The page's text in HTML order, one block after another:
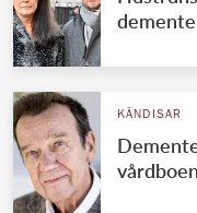
demente
KÄNDISAR